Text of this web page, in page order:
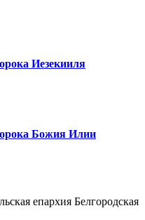
Иезекииля
Божия Илии
епархия Белгородская